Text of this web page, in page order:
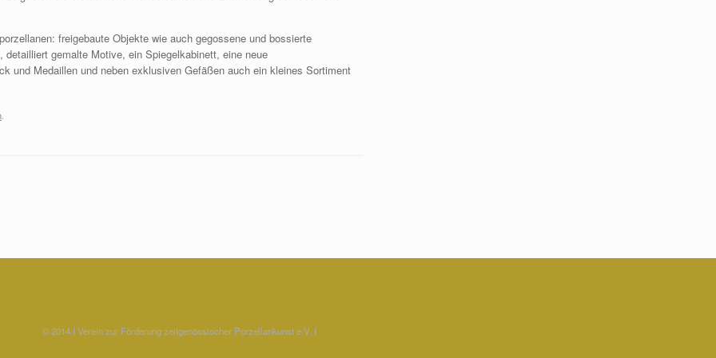
freigebaute Objekte wie auch gegossene und bossierte
gemalte Motive, ein Spiegelkabinett, eine neue
und Medaillen und neben exklusiven Gefäßen auch ein kleines Sortiment
© 2014 I Verein zur Förderung zeitgenössischer Porzellankunst e.V. I